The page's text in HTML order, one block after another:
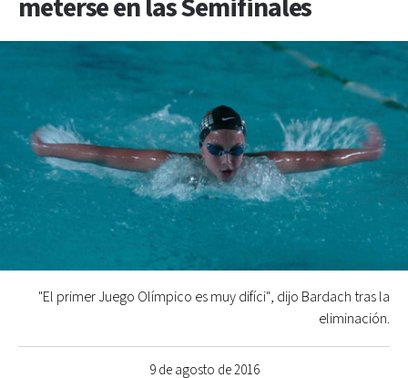
meterse en las Semifinales
9 de agosto de 2016
"El primer Juego Olímpico es muy difíci", dijo Bardach tras la
eliminación.